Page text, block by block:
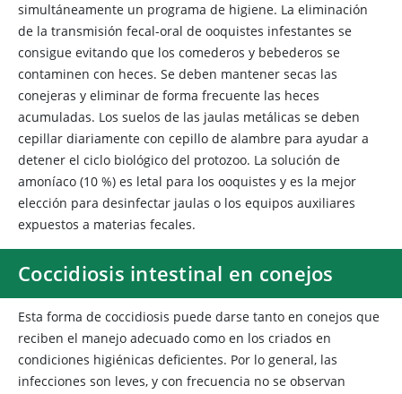
simultáneamente un programa de higiene. La eliminación
de la transmisión fecal-oral de ooquistes infestantes se
consigue evitando que los comederos y bebederos se
contaminen con heces. Se deben mantener secas las
conejeras y eliminar de forma frecuente las heces
acumuladas. Los suelos de las jaulas metálicas se deben
cepillar diariamente con cepillo de alambre para ayudar a
detener el ciclo biológico del protozoo. La solución de
amoníaco (10 %) es letal para los ooquistes y es la mejor
elección para desinfectar jaulas o los equipos auxiliares
expuestos a materias fecales.
Coccidiosis intestinal en conejos
Esta forma de coccidiosis puede darse tanto en conejos que
reciben el manejo adecuado como en los criados en
condiciones higiénicas deficientes. Por lo general, las
infecciones son leves, y con frecuencia no se observan